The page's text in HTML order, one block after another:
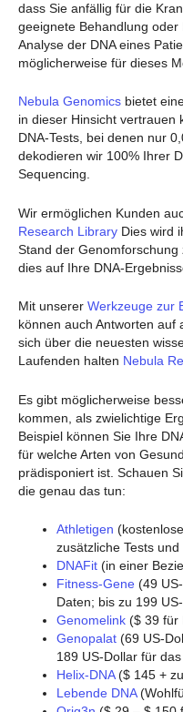
dass Sie anfällig für die
geeignete Behandlung
Analyse der DNA eines
möglicherweise für dieses
Nebula Genomics bietet
in dieser Hinsicht vertrauen
DNA-Tests, bei denen nur
dekodieren wir 100% Ihrer
Sequencing.
Wir ermöglichen Kunden
Research Library Dies wird
Stand der
dies auf Ihre DNA-
Mit unserer Werkzeuge zur
können auch Antworten auf
sich über die neuesten
Laufenden halten Nebula
Es gibt möglicherweise
kommen, als zwielichtige
Beispiel können Sie Ihre
für welche Arten von
prädisponiert ist. Schauen
die genau das tun:
Athletigen
zusätzliche Tests
DNAFit (in einer
Fitness-Gene (49
Daten; bis zu 199
Genomelink ($ 39 für
Genopalat (69 US-
189 US-Dollar für
Helix-DNA($ 145 +
Lebende DNA